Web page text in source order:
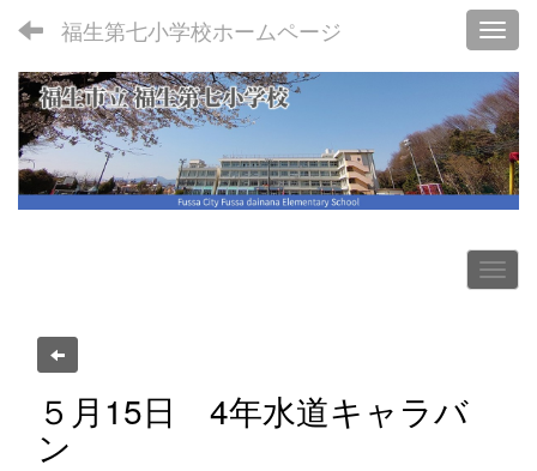
福生第七小学校ホームページ
５月15日 4年水道キャラバ
ン